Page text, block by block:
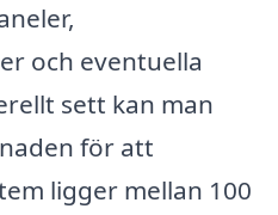
och eventuella
sett kan man
för att
ligger mellan 100